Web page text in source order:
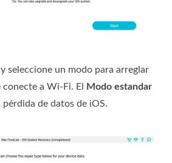
seleccione un modo para arreglar
a Wi-Fi. El
Modo estandar
de datos de iOS.